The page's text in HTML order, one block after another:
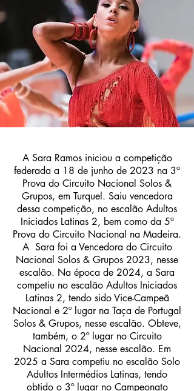
A Sara Ramos iniciou a competição
federada a 18 de junho de 2023 na 3ª
Prova do Circuito Nacional Solos &
Grupos, em Turquel. Saiu vencedora
dessa competição, no escalão Adultos
Iniciados Latinas 2, bem como da 5ª
Prova do Circuito Nacional na Madeira.
A Sara foi a Vencedora do Circuito
Nacional Solos & Grupos 2023, nesse
escalão. Na época de 2024, a Sara
competiu no escalão Adultos Iniciados
Latinas 2, tendo sido Vice-Campeã
Nacional e 2º lugar na Taça de Portugal
Solos & Grupos, nesse escalão. Obteve,
também, o 2º lugar no Circuito
Nacional 2024, nesse escalão. Em
2025 a Sara competiu no escalão Solo
Adultos Intermédios Latinas, tendo
obtido o 3º lugar no Campeonato